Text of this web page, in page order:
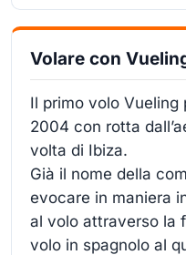
Volare con
Il primo volo Vueling
2004 con rotta
volta di Ibiza.
Già il nome della
evocare in maniera
al volo attraverso la
volo in spagnolo al